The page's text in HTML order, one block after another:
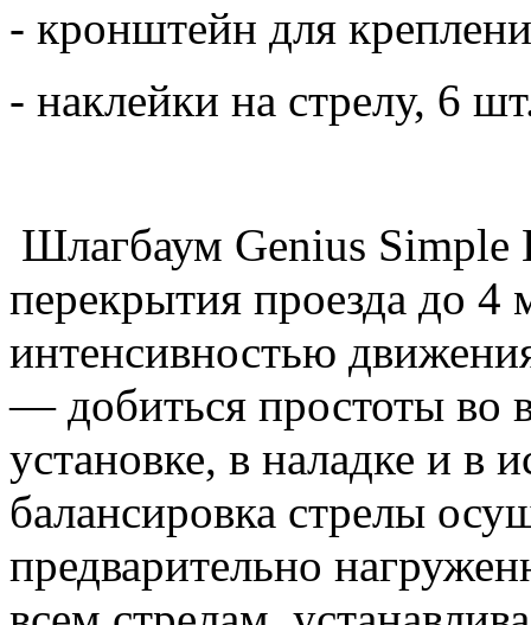
- кронштейн для
- наклейки на стрелу, 6
Шлагбаум Genius Simple
перекрытия проезда до 4
интенсивностью
— добиться простоты во
установке, в наладке и в
балансировка стрелы
предварительно